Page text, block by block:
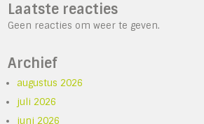
Laatste reacties
Geen reacties om weer te geven.
Archief
augustus 2026
juli 2026
juni 2026